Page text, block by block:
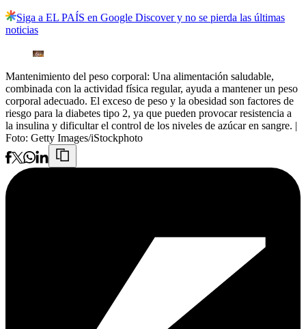
Siga a EL PAÍS en Google Discover y no se pierda las últimas
noticias
Mantenimiento del peso corporal: Una alimentación saludable,
combinada con la actividad física regular, ayuda a mantener un peso
corporal adecuado. El exceso de peso y la obesidad son factores de
riesgo para la diabetes tipo 2, ya que pueden provocar resistencia a
la insulina y dificultar el control de los niveles de azúcar en sangre. |
Foto: Getty Images/iStockphoto